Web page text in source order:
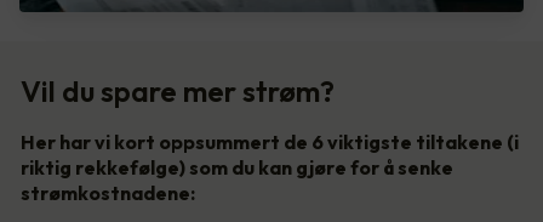
Vil du spare mer strøm?
Her har vi kort oppsummert de 6 viktigste tiltakene (i
riktig rekkefølge) som du kan gjøre for å senke
strømkostnadene: